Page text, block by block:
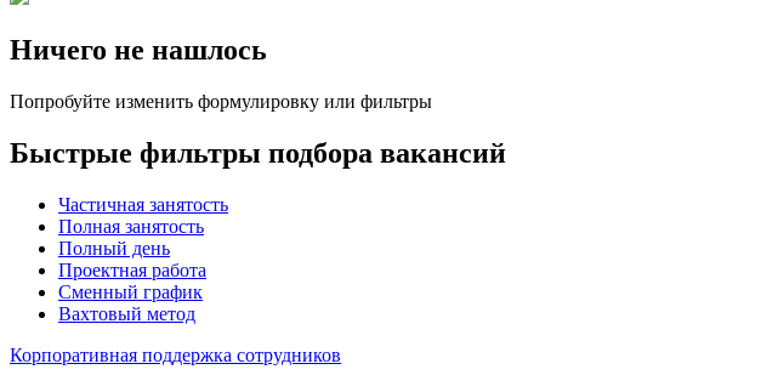
Ничего не нашлось
Попробуйте изменить формулировку или фильтры
Быстрые фильтры подбора вакансий
Частичная занятость
Полная занятость
Полный день
Проектная работа
Сменный график
Вахтовый метод
Корпоративная поддержка сотрудников